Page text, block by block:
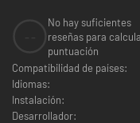
No hay suficientes
reseñas para
puntuación
Compatibilidad de países:
Idiomas:
Instalación:
Desarrollador: